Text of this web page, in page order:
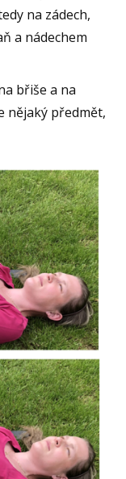
na zádech,
a nádechem
břiše a na
nějaký předmět,